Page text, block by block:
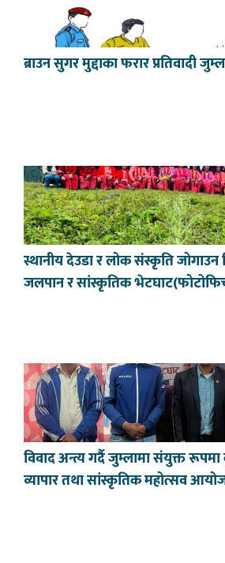
ब्राउन सुगर मुद्दाका फरार प्रतिवादी
स्थानीय देउडा र लोक संस्कृति जोगाउन
जलपान र सांस्कृतिक
विवाद अन्त्य गर्दै जुम्लामा संयुक्त
व्यापार तथा सांस्कृतिक महोत्सव